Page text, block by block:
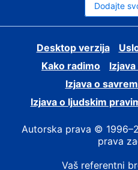
Dodajte
Desktop verzija
Kako radimo
Izjava o
Izjava o ljudskim
Autorska prava ©
prava
Vaš referentni